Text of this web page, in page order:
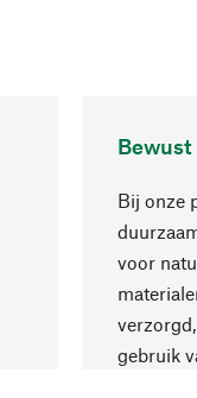
Bewust
Bij onze
voor
gebruik